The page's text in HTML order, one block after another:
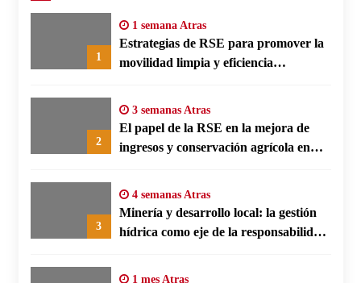
1
1 semana Atras
Estrategias de RSE para promover la
movilidad limpia y eficiencia
2
3 semanas Atras
El papel de la RSE en la mejora de
ingresos y conservación agrícola en
3
4 semanas Atras
Minería y desarrollo local: la gestión
hídrica como eje de la responsabilidad
1 mes Atras